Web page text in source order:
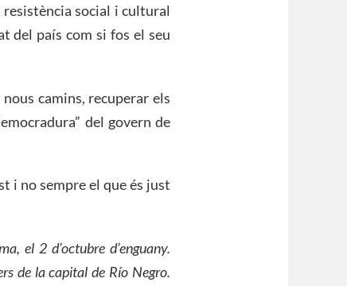
social i cultural
del país com si fos el seu
camins, recuperar els
del govern de
i no sempre el que és just
el 2 d’octubre d’enguany.
de la capital de Río Negro.